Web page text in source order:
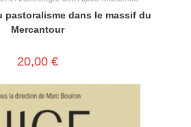
pastoralisme dans le massif du
Mercantour
20,00 €